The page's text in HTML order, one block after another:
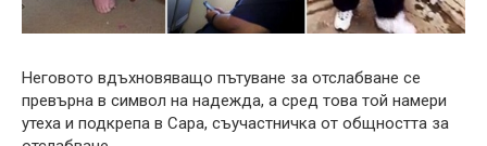
Неговото вдъхновяващо пътуване за отслабване се
превърна в символ на надежда, а сред това той намери
утеха и подкрепа в Сара, съучастничка от общността за